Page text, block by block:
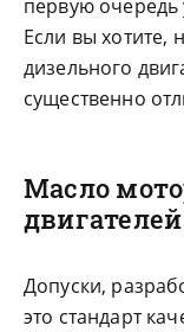
первую очередь
Если вы хотите,
дизельного
существенно
Масло
двигателей
Допуски,
это стандарт